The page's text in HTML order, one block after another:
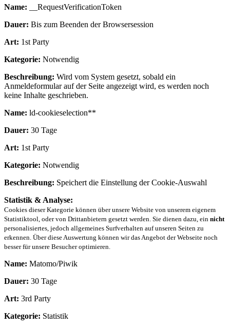
Name: __RequestVerificationToken
Dauer: Bis zum Beenden der Browsersession
Art: 1st Party
Kategorie: Notwendig
Beschreibung: Wird vom System gesetzt, sobald ein
Anmeldeformular auf der Seite angezeigt wird, es werden noch
keine Inhalte geschrieben.
Name: ld-cookieselection**
Dauer: 30 Tage
Art: 1st Party
Kategorie: Notwendig
Beschreibung: Speichert die Einstellung der Cookie-Auswahl
Statistik & Analyse:
Cookies dieser Kategorie können über unsere Website von unserem eigenem
Statistiktool, oder von Drittanbietern gesetzt werden. Sie dienen dazu, ein nicht
personalisiertes, jedoch allgemeines Surfverhalten auf unseren Seiten zu
erkennen. Über diese Auswertung können wir das Angebot der Webseite noch
besser für unsere Besucher optimieren.
Name: Matomo/Piwik
Dauer: 30 Tage
Art: 3rd Party
Kategorie: Statistik